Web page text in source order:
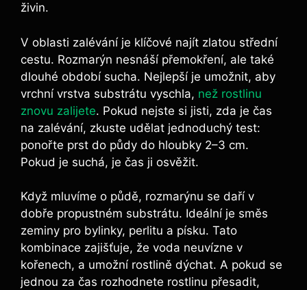
živin.
V oblasti zalévání je klíčové najít zlatou střední
cestu. Rozmarýn nesnáší přemokření, ale také
dlouhé období sucha. Nejlepší je umožnit, aby
vrchní vrstva substrátu vyschla, než rostlinu
znovu zalijete. Pokud nejste si jisti, zda je čas
na zalévání, zkuste udělat jednoduchý test:
ponořte prst do půdy do hloubky 2–3 cm.
Pokud je suchá, je čas ji osvěžit.
Když mluvíme o půdě, rozmarýnu se daří v
dobře propustném substrátu. Ideální je směs
zeminy pro bylinky, perlitu a písku. Tato
kombinace zajišťuje, že voda neuvízne v
kořenech, a umožní rostlině dýchat. A pokud se
jednou za čas rozhodnete rostlinu přesadit,